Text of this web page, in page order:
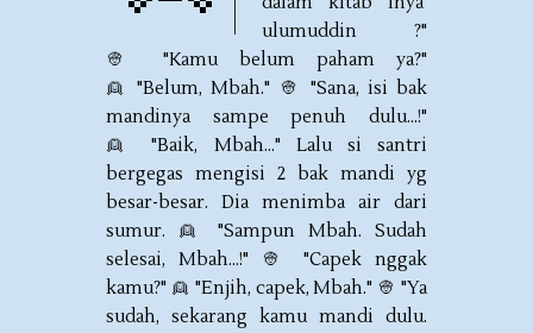
ulumuddin ?"
👳 "Kamu belum paham ya?"
👱 "Belum, Mbah." 👳 "Sana, isi bak
mandinya sampe penuh dulu...!"
👱 "Baik, Mbah..." Lalu si santri
bergegas mengisi 2 bak mandi yg
besar-besar. Dia menimba air dari
sumur. 👱 "Sampun Mbah. Sudah
selesai, Mbah...!" 👳 "Capek nggak
kamu?" 👱 "Enjih, capek, Mbah." 👳 "Ya
sudah, sekarang kamu mandi dulu.